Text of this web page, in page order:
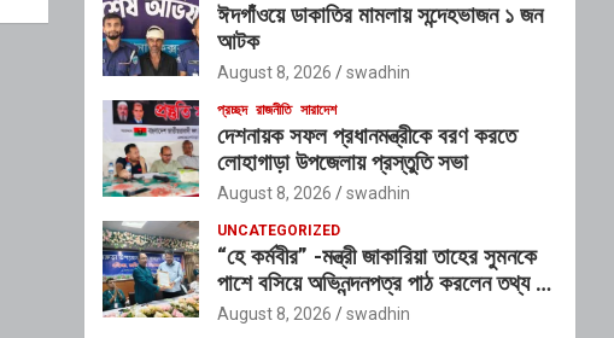
ঈদগাঁওয়ে ডাকাতির মামলায় সন্দেহভাজন ১ জন
আটক
August 8, 2026 swadhin
প্রচ্ছদ রাজনীতি সারাদেশ
দেশনায়ক সফল প্রধানমন্ত্রীকে বরণ করতে
লোহাগাড়া উপজেলায় প্রস্তুতি সভা
August 8, 2026 swadhin
UNCATEGORIZED
“হে কর্মবীর” -মন্ত্রী জাকারিয়া তাহের সুমনকে
পাশে বসিয়ে অভিনন্দনপত্র পাঠ করলেন তথ্য ও
সম্প্রসারণ মন্ত্রণালয়ের ভারপ্রাপ্ত সচিব শাহ
August 8, 2026 swadhin